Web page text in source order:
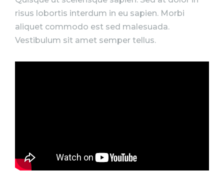
risus lobortis interdum in eu sapien. Morbi
aliquet commodo est sed malesuada.
Vestibulum sit amet semper tellus.